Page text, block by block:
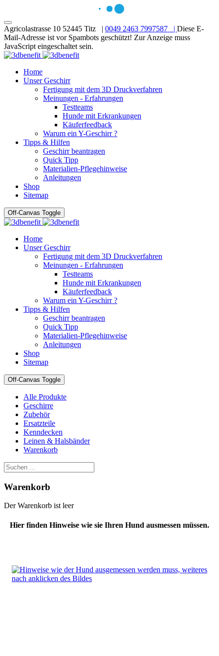
Agricolastrasse 10 52445 Titz | 0049 2463 7997587 | Diese E-
Mail-Adresse ist vor Spambots geschützt! Zur Anzeige muss
JavaScript eingeschaltet sein.
Home
Unser Geschirr
Fertigung mit dem 3D Druckverfahren
Meinungen - Erfahrungen
Testteams
Hunde mit Erkrankungen
Käuferfeedback
Warum ein Y-Geschirr ?
Tipps & Hilfen
Geschirr beantragen
Quick Tipp
Materialien-Pflegehinweise
Anleitungen
Shop
Sitemap
Off-Canvas Toggle
Home
Unser Geschirr
Fertigung mit dem 3D Druckverfahren
Meinungen - Erfahrungen
Testteams
Hunde mit Erkrankungen
Käuferfeedback
Warum ein Y-Geschirr ?
Tipps & Hilfen
Geschirr beantragen
Quick Tipp
Materialien-Pflegehinweise
Anleitungen
Shop
Sitemap
Off-Canvas Toggle
Alle Produkte
Geschirre
Zubehör
Ersatzteile
Kenndecken
Leinen & Halsbänder
Warenkorb
Warenkorb
Der Warenkorb ist leer
Hier finden Hinweise wie sie Ihren Hund ausmessen müssen.